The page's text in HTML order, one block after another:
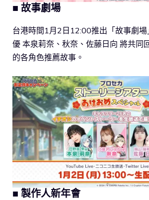
■ 故事劇場
台港時間1月2日12:00推出「故事劇場
優 本泉莉奈、秋奈、佐藤日向 將共同
的各角色推薦故事。
■ 製作人新年會